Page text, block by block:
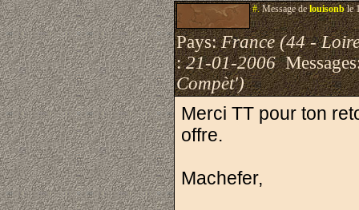
#.Message delouisonble
Pays:France (44 -
:21-01-2006
Compèt')
Merci TT pour ton
offre.
Machefer,